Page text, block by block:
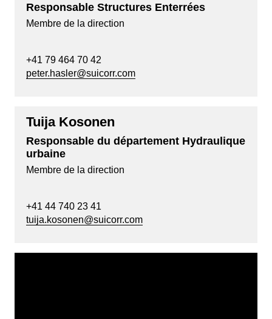
Responsable Structures Enterrées
Membre de la direction
+41 79 464 70 42
peter.hasler@suicorr.com
Tuija Kosonen
Responsable du département Hydraulique
urbaine
Membre de la direction
+41 44 740 23 41
tuija.kosonen@suicorr.com